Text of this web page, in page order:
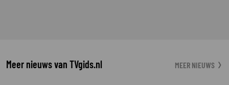
Meer nieuws van TVgids.nl MEER NIEUWS